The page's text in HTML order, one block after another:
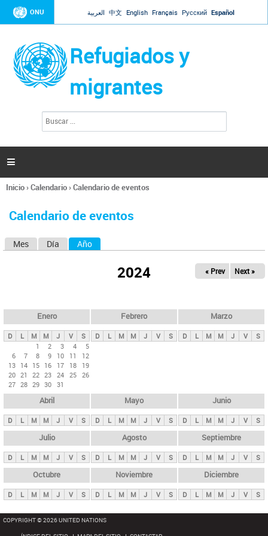
Jump to navigation
ONU العربية 中文 English Français Русский Español
Refugiados y
migrantes
l
d
s

Se
usted
Inicio›Calendario›Calendario de eventos
Calendario de eventos
s
p
n
i
p
a
l
s
Mes Día Año
2024 « Prev Next »
Enero
D L M M J V
S
1
2 3 4
5
6
7 8 9 10 11
12
13 14 15 16 17 18
19
20 21 22 23 24 25 26
27 28 29 30 31
Febrero
D L M M J V S
Marzo
D L M M J V S
Abril
D L M M J V S
Mayo
D L M M J V S
Junio
D L M M J V S
Julio
D L M M J V S
Agosto
D L M M J V S
Septiembre
D L M M J V S
Octubre
D L M M J V S
Noviembre
D L M M J V S
Diciembre
D L M M J V S
COPYRIGHT © 2026 UNITED NATIONS